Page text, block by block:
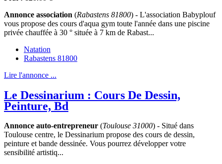
Annonce association (Rabastens 81800) - L'association Babyplouf
vous propose des cours d'aqua gym toute l'année dans une piscine
privée chauffée à 30 ° située à 7 km de Rabast...
Natation
Rabastens 81800
Lire l'annonce ...
Le Dessinarium : Cours De Dessin,
Peinture, Bd
Annonce auto-entrepreneur (Toulouse 31000) - Situé dans
Toulouse centre, le Dessinarium propose des cours de dessin,
peinture et bande dessinée. Vous pourrez développer votre
sensibilité artistiq...